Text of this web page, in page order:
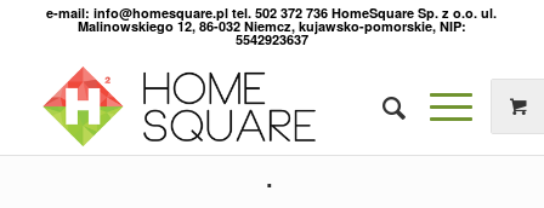
e-mail: info@homesquare.pl tel. 502 372 736 HomeSquare Sp. z o.o. ul.
Malinowskiego 12, 86-032 Niemcz, kujawsko-pomorskie, NIP:
5542923637